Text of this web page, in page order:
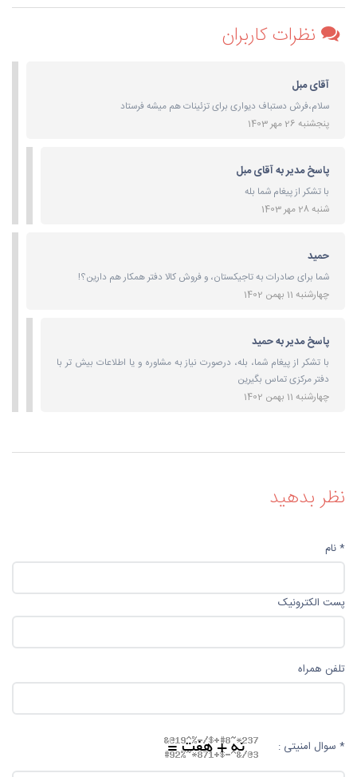
نظرات کاربران
آقای مبل
سلام،فرش دستباف دیواری برای تزئینات هم میشه فرستاد
پنجشنبه 26 مهر 1403
پاسخ مدیر به آقای مبل
با تشکر از پیغام شما بله
شنبه 28 مهر 1403
حمید
شما برای صادرات به تاجیکستان، و فروش کالا دفتر همکار هم دارین؟!
چهارشنبه 11 بهمن 1402
پاسخ مدیر به حمید
با تشکر از پیغام شما، بله، درصورت نیاز به مشاوره و یا اطلاعات بیش تر با
دفتر مرکزی تماس بگیرین
چهارشنبه 11 بهمن 1402
نظر بدهید
* نام
پست الکترونیک
تلفن همراه
* سوال امنیتی :